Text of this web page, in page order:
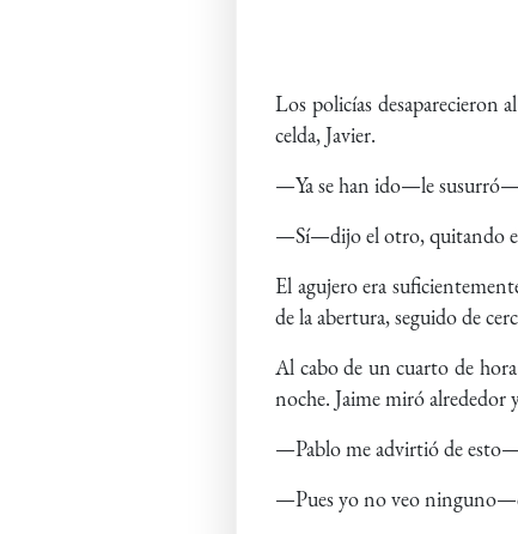
Los policías desaparecieron
celda, Javier.
—Ya se han ido—le susurró—.
—Sí—dijo el otro, quitando el
El agujero era
de la abertura, seguido de
Al cabo de un cuarto de
noche. Jaime miró alrededor
—Pablo me advirtió de
—Pues yo no veo